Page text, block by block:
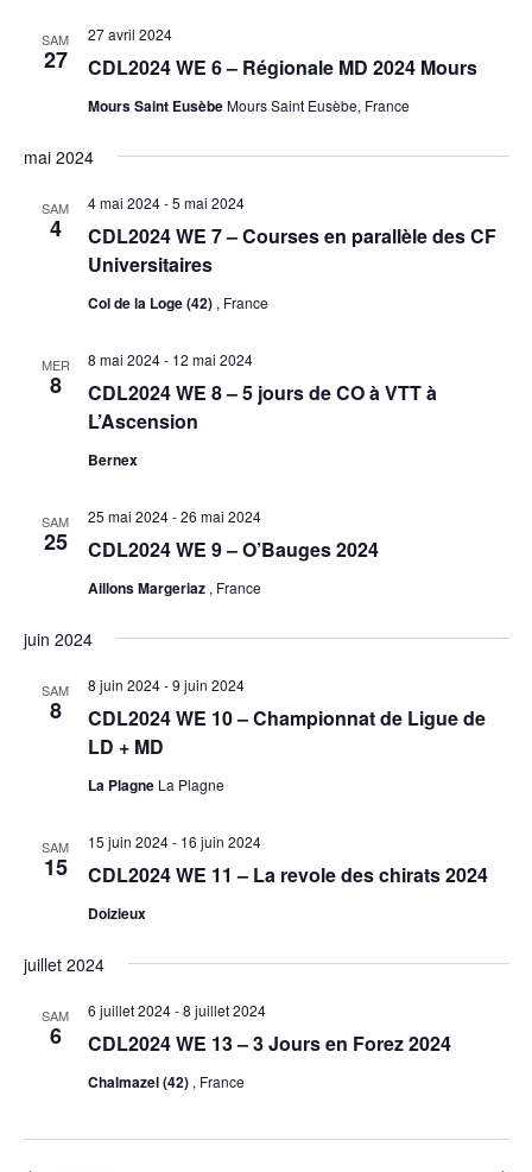
SAM
27 CDL2024 WE 6 – Régionale MD 2024 Mours
27 avril 2024
Mours Saint EusèbeMours Saint Eusèbe, France
mai 2024
SAM
4
CDL2024 WE 7 – Courses en parallèle des CF
Universitaires
4 mai 2024-5 mai 2024
Col de la Loge (42) , France
MER
8
CDL2024 WE 8 – 5 jours de CO à VTT à
L’Ascension
8 mai 2024- 12 mai 2024
Bernex
SAM
25 CDL2024 WE 9 – O’Bauges 2024
25 mai 2024-26 mai 2024
Aillons Margeriaz , France
juin 2024
SAM
8
CDL2024 WE 10 – Championnat de Ligue de
LD + MD
8 juin 2024-9 juin 2024
La Plagne La Plagne
SAM
15 CDL2024 WE 11 – La revole des chirats 2024
15 juin 2024- 16 juin 2024
Doizieux
juillet 2024
SAM
6 CDL2024 WE 13 – 3 Jours en Forez 2024
6 juillet 2024-8 juillet 2024
Chalmazel (42) , France